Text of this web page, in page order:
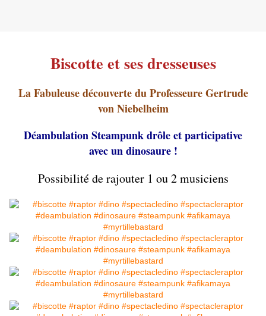
Biscotte et ses dresseuses
La Fabuleuse découverte du Professeure Gertrude
von Niebelheim
Déambulation Steampunk drôle et participative
avec un dinosaure !
Possibilité de rajouter 1 ou 2 musiciens